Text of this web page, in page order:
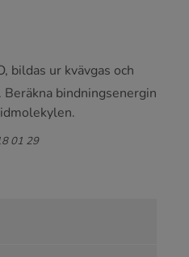
bildas ur kvävgas och
Beräkna bindningsenergin
01 29